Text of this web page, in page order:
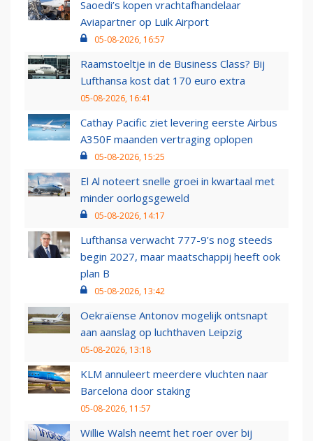
Saoedi’s kopen vrachtafhandelaar
Aviapartner op Luik Airport
05-08-2026, 16:57
Raamstoeltje in de Business Class? Bij
Lufthansa kost dat 170 euro extra
05-08-2026, 16:41
Cathay Pacific ziet levering eerste Airbus
A350F maanden vertraging oplopen
05-08-2026, 15:25
El Al noteert snelle groei in kwartaal met
minder oorlogsgeweld
05-08-2026, 14:17
Lufthansa verwacht 777-9’s nog steeds
begin 2027, maar maatschappij heeft ook
plan B
05-08-2026, 13:42
Oekraïense Antonov mogelijk ontsnapt
aan aanslag op luchthaven Leipzig
05-08-2026, 13:18
KLM annuleert meerdere vluchten naar
Barcelona door staking
05-08-2026, 11:57
Willie Walsh neemt het roer over bij